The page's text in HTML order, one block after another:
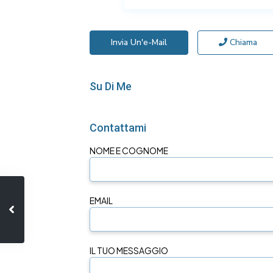
Invia Un'e-Mail Chiama
Su Di Me
Contattami
NOME E COGNOME
EMAIL
IL TUO MESSAGGIO